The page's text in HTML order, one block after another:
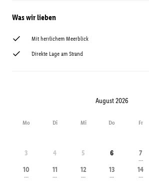
Was wir lieben
Mit herrlichem Meerblick
Direkte Lage am Strand
August 2026
Mo Di Mi Do Fr
3
4 5 6 7
---
10
---
11
---
12
---
13
---
14
---